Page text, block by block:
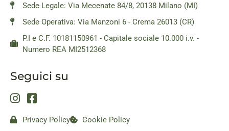
Sede Legale: Via Mecenate 84/8, 20138 Milano (MI)
Sede Operativa: Via Manzoni 6 - Crema 26013 (CR)
P.I e C.F. 10181150961 - Capitale sociale 10.000 i.v. -
Numero REA MI2512368
Seguici su
Privacy Policy Cookie Policy